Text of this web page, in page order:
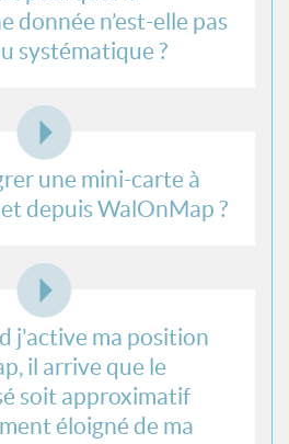
donnée n’est-elle pas
systématique ?
une mini-carte à
depuis WalOnMap ?
j'active ma position
il arrive que le
soit approximatif
éloigné de ma